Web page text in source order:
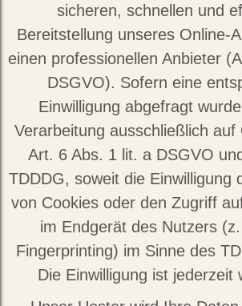
sicheren, schnellen und
Bereitstellung unseres Online-
einen professionellen Anbieter
DSGVO). Sofern eine
Einwilligung abgefragt
Verarbeitung ausschließlich auf
Art. 6 Abs. 1 lit. a DSGVO
TDDDG, soweit die Einwilligung
von Cookies oder den Zugriff
im Endgerät des Nutzers
Fingerprinting) im Sinne des
Die Einwilligung ist jederzeit